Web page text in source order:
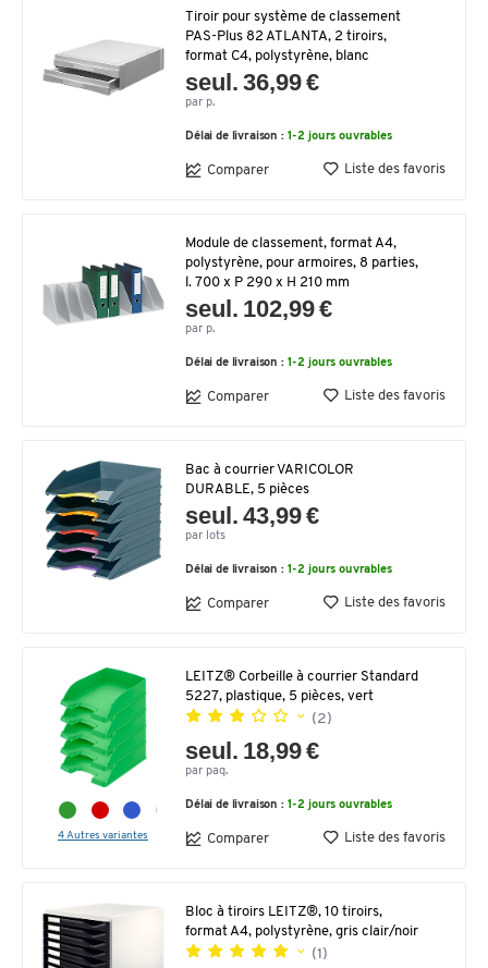
Tiroir pour système de classement
PAS-Plus 82 ATLANTA, 2 tiroirs,
format C4, polystyrène, blanc
seul. 36,99 €
par p.
Délai de livraison : 1-2 jours ouvrables
Comparer Liste des favoris
Module de classement, format A4,
polystyrène, pour armoires, 8 parties,
l. 700 x P 290 x H 210 mm
seul. 102,99 €
par p.
Délai de livraison : 1-2 jours ouvrables
Comparer Liste des favoris
Bac à courrier VARICOLOR
DURABLE, 5 pièces
seul. 43,99 €
par lots
Délai de livraison : 1-2 jours ouvrables
Comparer Liste des favoris
4 Autres variantes
LEITZ® Corbeille à courrier Standard
5227, plastique, 5 pièces, vert
(2)
seul. 18,99 €
par paq.
Délai de livraison : 1-2 jours ouvrables
Comparer Liste des favoris
Bloc à tiroirs LEITZ®, 10 tiroirs,
format A4, polystyrène, gris clair/noir
(1)